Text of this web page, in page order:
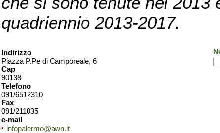
quadriennio 2013-2017.
Indirizzo
Piazza P.Pe di Camporeale, 6
Cap
90138
Telefono
091/6512310
Fax
091/211035
e-mail
infopalermo@awn.it